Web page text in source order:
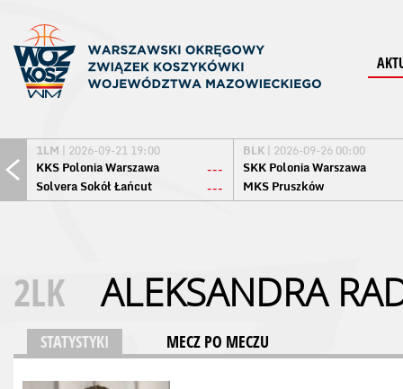
1LM | 2026-09-21 19:00
KKS Polonia Warszawa
---
Solvera Sokół Łańcut
---
BLK | 2026-09-26 00:00
SKK Polonia Warszawa
MKS Pruszków
2LK ALEKSANDRA
STATYSTYKI MECZ PO MECZU